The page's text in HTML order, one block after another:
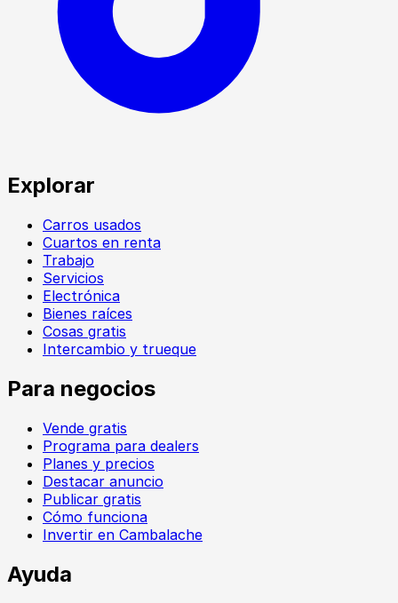
Explorar
Carros usados
Cuartos en renta
Trabajo
Servicios
Electrónica
Bienes raíces
Cosas gratis
Intercambio y trueque
Para negocios
Vende gratis
Programa para dealers
Planes y precios
Destacar anuncio
Publicar gratis
Cómo funciona
Invertir en Cambalache
Ayuda